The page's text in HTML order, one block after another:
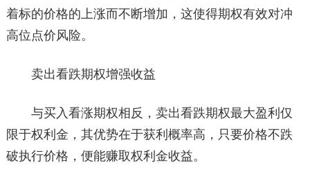
着标的价格的上涨而不断增加，这使得期权有效对冲
高位点价风险。
卖出看跌期权增强收益
与买入看涨期权相反，卖出看跌期权最大盈利仅
限于权利金，其优势在于获利概率高，只要价格不跌
破执行价格，便能赚取权利金收益。